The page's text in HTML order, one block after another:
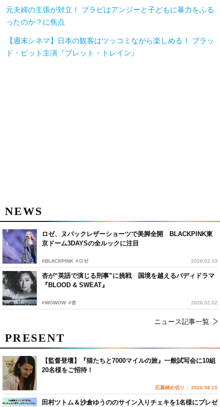
元夫婦の主張が対立！ ブラピはアンジーと子どもに暴力をふる
ったのか？に焦点
【週末シネマ】日本の観客はツッコミながら楽しめる！ ブラッ
ド・ピット主演『ブレット・トレイン』
NEWS
ロゼ、ヌバックレザーショーツで美脚全開 BLACKPINK東
京ドーム3DAYSの全ルックに注目
#BLACKPINK #ロゼ 2026.02.03
杏が“英語で演じる刑事”に挑戦 国境を越えるバディドラマ
『BLOOD & SWEAT』
#WOWOW #杏 2026.02.02
ニュース記事一覧
PRESENT
【監督登壇】『猫たちと7000マイルの旅』一般試写会に10組
20名様をご招待！
応募締め切り： 2026.08.15
田村ツトム＆沙倉ゆうののサイン入りチェキを1名様にプレゼ